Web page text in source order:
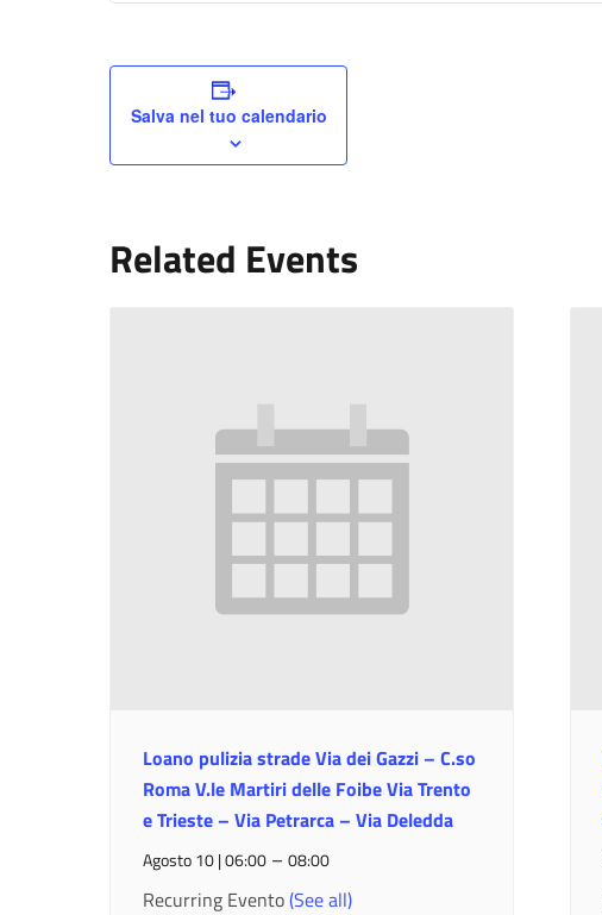
Salva nel tuo calendario
Related Events
Loano pulizia strade Via dei Gazzi – C.so
Roma V.le Martiri delle Foibe Via Trento
e Trieste – Via Petrarca – Via Deledda
Agosto 10 | 06:00 –08:00
Recurring Evento(See all)